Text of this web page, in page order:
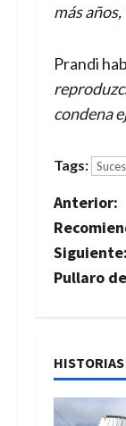
más
Prandi
condena
Tags:
N
a
v
g
a
Anterior:
Siguiente:
Pullaro